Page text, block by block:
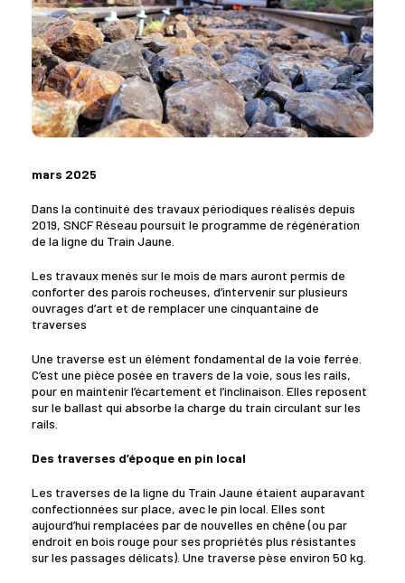
mars 2025
Dans la continuité des travaux périodiques réalisés depuis
2019, SNCF Réseau poursuit le programme de régénération
de la ligne du Train Jaune.
Les travaux menés sur le mois de mars auront permis de
conforter des parois rocheuses, d’intervenir sur plusieurs
ouvrages d’art et de remplacer une cinquantaine de
traverses
Une traverse est un élément fondamental de la voie ferrée.
C’est une pièce posée en travers de la voie, sous les rails,
pour en maintenir l’écartement et l’inclinaison. Elles reposent
sur le ballast qui absorbe la charge du train circulant sur les
rails.
Des traverses d’époque en pin local
Les traverses de la ligne du Train Jaune étaient auparavant
confectionnées sur place, avec le pin local. Elles sont
aujourd’hui remplacées par de nouvelles en chêne (ou par
endroit en bois rouge pour ses propriétés plus résistantes
sur les passages délicats). Une traverse pèse environ 50 kg.